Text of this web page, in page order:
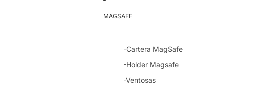
MAGSAFE
-Cartera MagSafe
-Holder Magsafe
-Ventosas